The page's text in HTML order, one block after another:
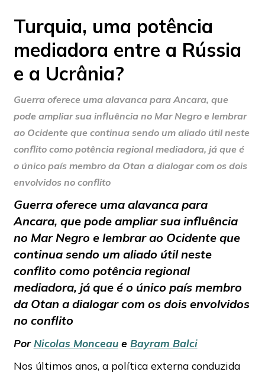
Turquia, uma potência
mediadora entre a Rússia
e a Ucrânia?
Guerra oferece uma alavanca para Ancara, que
pode ampliar sua influência no Mar Negro e lembrar
ao Ocidente que continua sendo um aliado útil neste
conflito como potência regional mediadora, já que é
o único país membro da Otan a dialogar com os dois
envolvidos no conflito
Guerra oferece uma alavanca para
Ancara, que pode ampliar sua influência
no Mar Negro e lembrar ao Ocidente que
continua sendo um aliado útil neste
conflito como potência regional
mediadora, já que é o único país membro
da Otan a dialogar com os dois envolvidos
no conflito
Por Nicolas Monceaue Bayram Balci
Nos últimos anos, a política externa conduzida